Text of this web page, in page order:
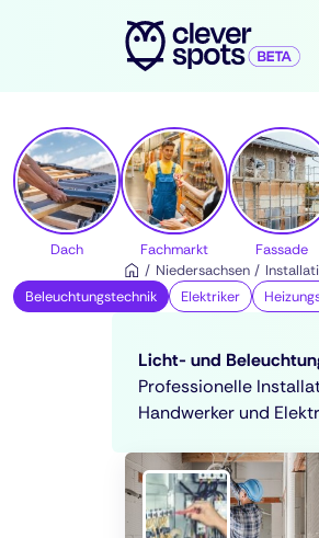
cleverspots -
Dach Fachmarkt Fassade
Niedersachsen
Beleuchtungstechnik
Elektriker
Licht- und
Professionelle
Handwerker und